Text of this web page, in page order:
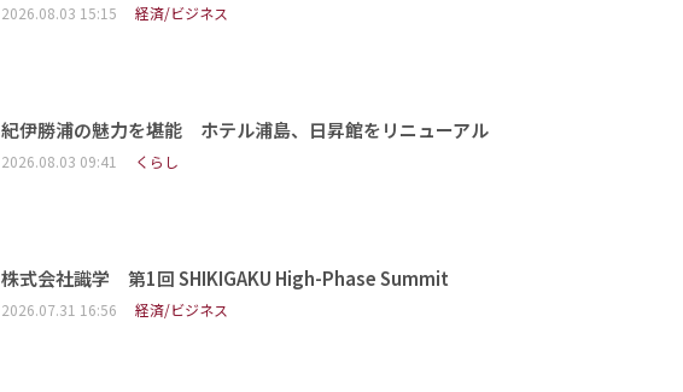
2026.08.03 15:15 経済/ビジネス
紀伊勝浦の魅力を堪能 ホテル浦島、日昇館をリニューアル
2026.08.03 09:41 くらし
株式会社識学 第1回 SHIKIGAKU High-Phase Summit
2026.07.31 16:56 経済/ビジネス